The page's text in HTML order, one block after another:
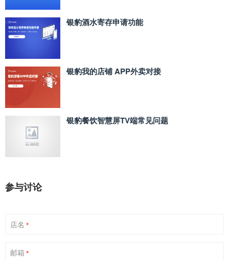
银豹酒水寄存申请功能
银豹我的店铺 APP外卖对接
银豹餐饮智慧屏TV端常见问题
参与讨论
店名 *
邮箱 *